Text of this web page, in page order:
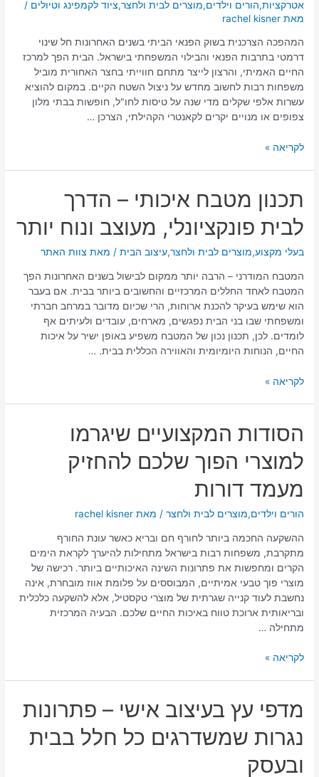
אטרקציות,הורים וילדים,מוצרים לבית ולחצר,ציוד לקמפינג וטיולים /
מאתrachel kisner
המהפכה הצרכנית בשוק הפנאי הביתי בשנים האחרונות חל שינוי
דרמטי בתרבות הפנאי והבילוי המשפחתי בישראל. הבית הפך למרכז
החיים האמיתי, והרצון לייצר מתחם חווייתי בחצר האחורית מוביל
משפחות רבות לחשוב מחדש על ניצול השטח הקיים. במקום להוציא
עשרות אלפי שקלים מדי שנה על טיסות לחו"ל, חופשות בבתי מלון
צפופים או מנויים יקרים לקאנטרי הקהילתי, הצרכן …
בריכה
לחצר
לקריאה »
תכנון מטבח איכותי – הדרך
לבית פונקציונלי, מעוצב ונוח יותר
בעלי מקצוע,מוצרים לבית ולחצר,עיצוב הבית / מאת צוות האתר
המטבח המודרני – הרבה יותר ממקום לבישול בשנים האחרונות הפך
המטבח לאחד החללים המרכזיים והחשובים ביותר בבית. אם בעבר
הוא שימש בעיקר להכנת ארוחות, הרי שכיום מדובר במרחב חברתי
ומשפחתי שבו בני הבית נפגשים, מארחים, עובדים ולעיתים אף
לומדים. לכן, תכנון נכון של המטבח משפיע באופן ישיר על איכות
החיים, הנוחות היומיומית והאווירה הכללית בבית. …
תכנון
מטבח
איכותי
–
הדרך
פונקציונלי,
מעוצב
ונוח
יותר
לקריאה »
הסודות המקצועיים שיגרמו
למוצרי הפוך שלכם להחזיק
מעמד דורות
הורים וילדים,מוצרים לבית ולחצר / מאתrachel kisner
ההשקעה החכמה ביותר לחורף חם ובריא כאשר עונת החורף
מתקרבת, משפחות רבות בישראל מתחילות להיערך לקראת הימים
הקרים ומחפשות את פתרונות השינה האיכותיים ביותר. רכישה של
מוצרי פוך טבעי אמיתיים, המבוססים על פלומת אווז מובחרת, אינה
נחשבת לעוד קנייה שגרתית של מוצרי טקסטיל, אלא להשקעה כלכלית
ובריאותית ארוכת טווח באיכות החיים שלכם. הבעיה המרכזית
מתחילה …
המקצועיים
שיגרמו
למוצרי
הפוך
שלכם
להחזיק
דורות
לקריאה »
מדפי עץ בעיצוב אישי – פתרונות
נגרות שמשדרגים כל חלל בבית
ובעסק
מדפי
עץ
בעיצוב
אישי
–